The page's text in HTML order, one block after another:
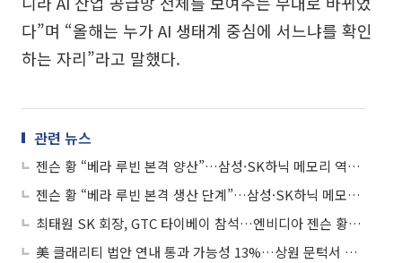
다”며 “올해는 누가 AI 생태계 중심에 서느냐를 확인
하는 자리”라고 말했다.
관련 뉴스
젠슨 황 “베라 루빈 본격 양산”…삼성·SK하닉 메모리 역할 커진다
젠슨 황 “베라 루빈 본격 생산 단계”…삼성·SK하닉 메모리 탑재
최태원 SK 회장, GTC 타이베이 참석…엔비디아 젠슨 황과 올해 세 번째 회동
美 클래리티 법안 연내 통과 가능성 13%…상원 문턱서 제동